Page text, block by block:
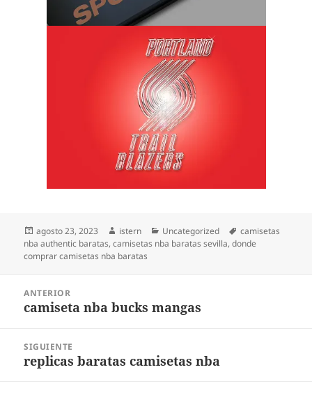
Publicado
el
agosto 23, 2023 Autor
istern Categorías
Uncategorized Etiquetas
camisetas
nba authentic baratas,camisetas nba baratas sevilla,donde
comprar camisetas nba baratas
entradas
ANTERIOR
Entrada
camiseta nba bucks mangas
SIGUIENTE
Entrada
replicas baratas camisetas nba